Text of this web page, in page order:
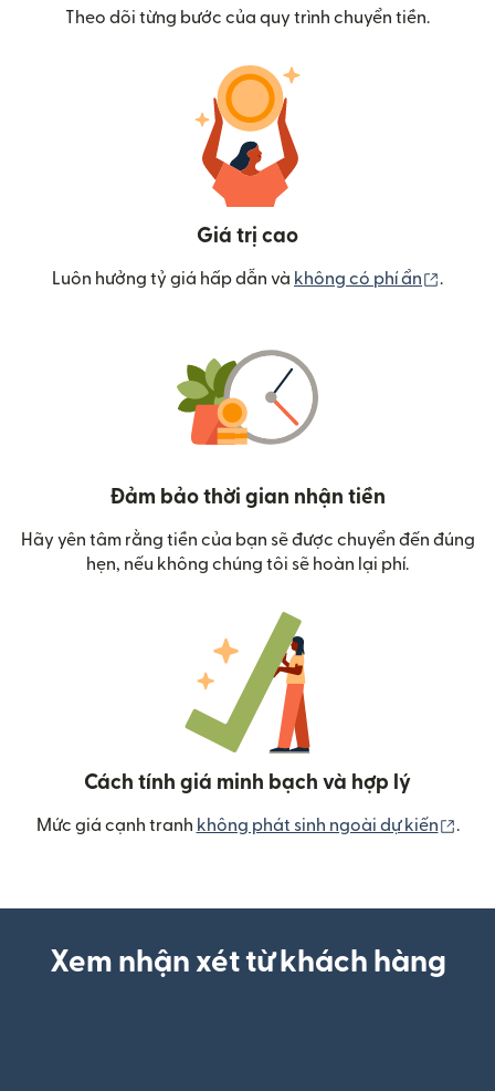
Theo dõi từng bước của quy trình chuyển tiền.
Giá trị cao
Luôn hưởng tỷ giá hấp dẫn và không có phí ẩn .
Đảm bảo thời gian nhận tiền
Hãy yên tâm rằng tiền của bạn sẽ được chuyển đến đúng
hẹn, nếu không chúng tôi sẽ hoàn lại phí.
Cách tính giá minh bạch và hợp lý
Mức giá cạnh tranh không phát sinh ngoài dự kiến .
Xem nhận xét từ khách hàng